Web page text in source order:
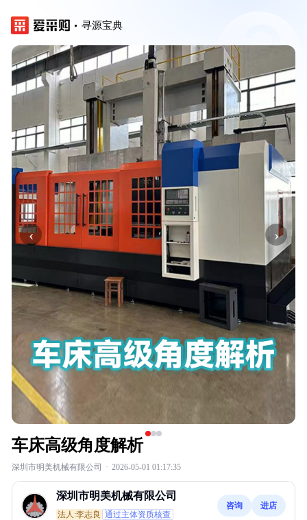
寻源宝典
‹ ›
车床高级角度解析
深圳市明美机械有限公司 · 2026-05-01 01:17:35
深圳市明美机械有限公司
法人:李志良 通过主体资质核查
咨询 进店